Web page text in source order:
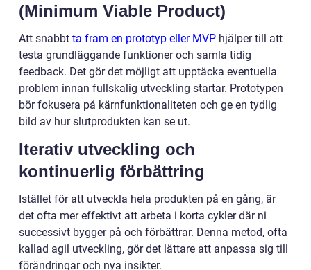
(Minimum Viable Product)
Att snabbt ta fram en prototyp eller MVP hjälper till att
testa grundläggande funktioner och samla tidig
feedback. Det gör det möjligt att upptäcka eventuella
problem innan fullskalig utveckling startar. Prototypen
bör fokusera på kärnfunktionaliteten och ge en tydlig
bild av hur slutprodukten kan se ut.
Iterativ utveckling och
kontinuerlig förbättring
Istället för att utveckla hela produkten på en gång, är
det ofta mer effektivt att arbeta i korta cykler där ni
successivt bygger på och förbättrar. Denna metod, ofta
kallad agil utveckling, gör det lättare att anpassa sig till
förändringar och nya insikter.